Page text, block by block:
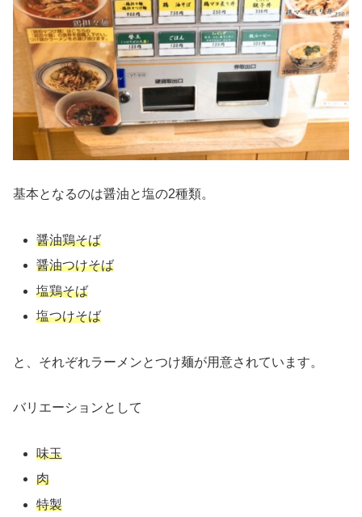
基本となるのは醤油と塩の2種類。
醤油鶏そば
醤油つけそば
塩鶏そば
塩つけそば
と、それぞれラーメンとつけ麺が用意されています。
バリエーションとして
味玉
肉
特製